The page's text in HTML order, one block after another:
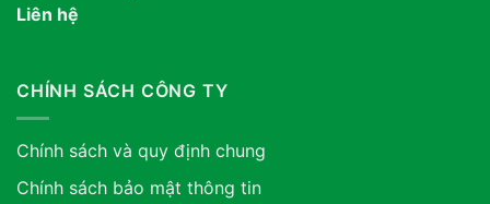
Liên hệ
CHÍNH SÁCH CÔNG TY
Chính sách và quy định chung
Chính sách bảo mật thông tin